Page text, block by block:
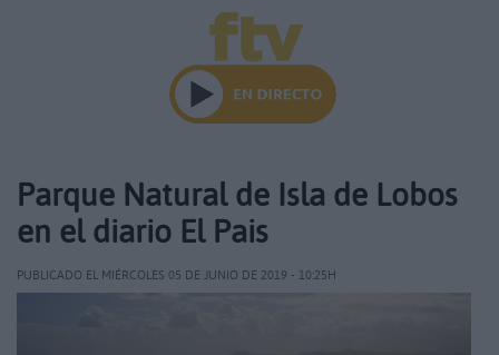
Parque Natural de Isla de Lobos
en el diario El Pais
PUBLICADO EL MIÉRCOLES 05 DE JUNIO DE 2019 - 10:25H